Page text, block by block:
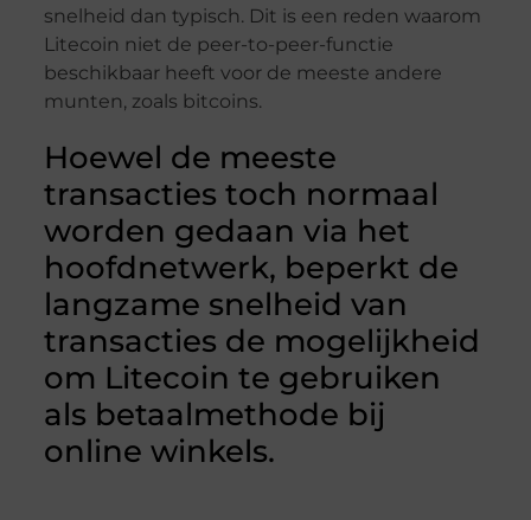
snelheid dan typisch. Dit is een reden waarom
Litecoin niet de peer-to-peer-functie
beschikbaar heeft voor de meeste andere
munten, zoals bitcoins.
Hoewel de meeste
transacties toch normaal
worden gedaan via het
hoofdnetwerk, beperkt de
langzame snelheid van
transacties de mogelijkheid
om Litecoin te gebruiken
als betaalmethode bij
online winkels.